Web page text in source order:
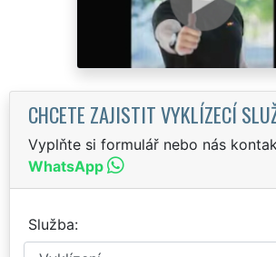
CHCETE ZAJISTIT VYKLÍZECÍ
Vyplňte si formulář nebo nás
WhatsApp
Služba